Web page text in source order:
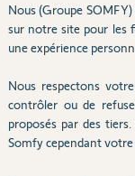
en aide
essayer de contacter
l'ancien propriétaire vous a
Nous (Groupe
sur notre site pour les
une expérience
Nous respectons
contrôler ou de
proposés par des
Somfy cependant